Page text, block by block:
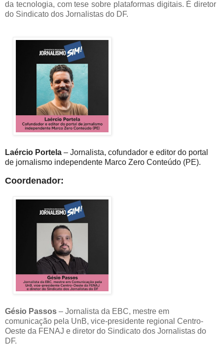
da tecnologia, com tese sobre plataformas digitais. É diretor
do Sindicato dos Jornalistas do DF.
Laércio Portela – Jornalista, cofundador e editor do portal
de jornalismo independente Marco Zero Conteúdo (PE).
Coordenador:
Gésio Passos – Jornalista da EBC, mestre em
comunicação pela UnB, vice-presidente regional Centro-
Oeste da FENAJ e diretor do Sindicato dos Jornalistas do
DF.